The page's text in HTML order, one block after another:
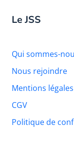
Le JSS
Qui sommes-
Nous rejoindre
Mentions légales
CGV
Politique de